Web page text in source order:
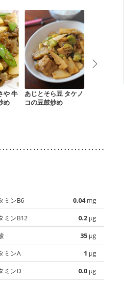
や 牛
め
あじとそら豆 タケノ
コの豆鼓炒め
ミンB6 0.04mg
ミンB12
0.2 µg
35 µg
ミンA
1 µg
ミンD
0.0 µg